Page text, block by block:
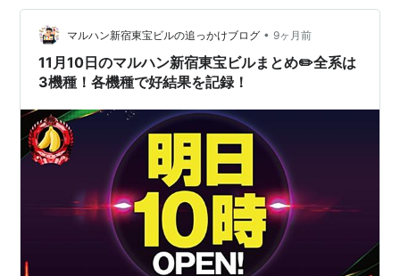
て混乱しますがみなさん…
マルハン新宿東宝ビルの追っかけブログ • 9ヶ月前
11月10日のマルハン新宿東宝ビルまとめ✏️全系は
3機種！各機種で好結果を記録！